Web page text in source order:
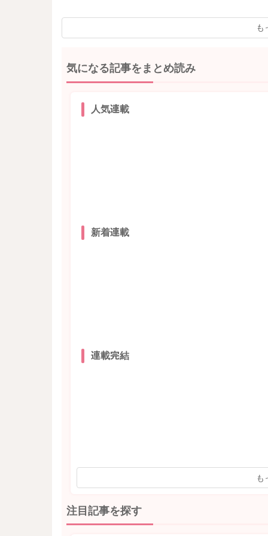
も
気になる記事をまとめ読み
人気連載
新着連載
連載完結
も
注目記事を探す